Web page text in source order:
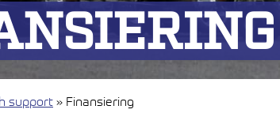
support » Finansiering